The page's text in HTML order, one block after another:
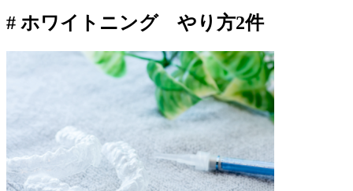
# ホワイトニング やり方2件